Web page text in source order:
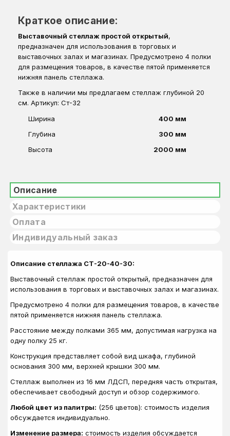
Краткое описание:
Выставочный стеллаж простой открытый,
предназначен для использования в торговых и
выставочных залах и магазинах. Предусмотрено 4 полки
для размещения товаров, в качестве пятой применяется
нижняя панель стеллажа.
Также в наличии мы предлагаем стеллаж глубиной 20
см. Артикул: Ст-32
Ширина
400 мм
Глубина
300 мм
Высота
2000 мм
Описание
Характеристики
Оплата
Индивидуальный заказ
Описание стеллажа СТ-20-40-30:
Выставочный стеллаж простой открытый, предназначен для
использования в торговых и выставочных залах и магазинах.
Предусмотрено 4 полки для размещения товаров, в качестве
пятой применяется нижняя панель стеллажа.
Расстояние между полками 365 мм, допустимая нагрузка на
одну полку 25 кг.
Конструкция представляет собой вид шкафа, глубиной
основания 300 мм, верхней крышки 300 мм.
Стеллаж выполнен из 16 мм ЛДСП, передняя часть открытая,
обеспечивает свободный доступ и обзор содержимого.
Любой цвет из палитры: (256 цветов): стоимость изделия
обсуждается индивидуально.
Изменение размера: стоимость изделия обсуждается